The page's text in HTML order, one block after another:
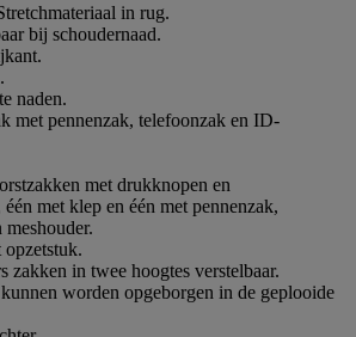
in rug.
bij schoudernaad.
naden.
met pennenzak, telefoonzak en ID-
met drukknopen en
met klep en één met pennenzak,
meshouder.
zakken in twee hoogtes verstelbaar.
worden opgeborgen in de geplooide